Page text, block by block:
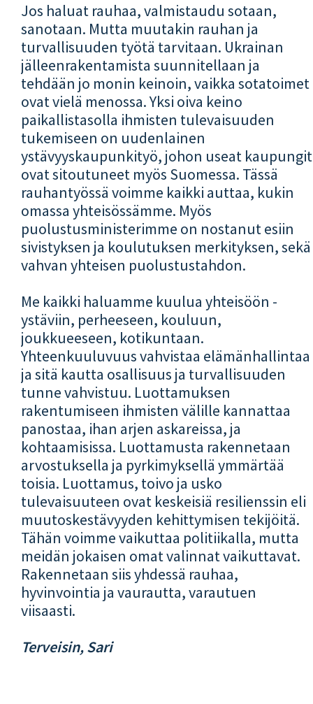
Jos haluat rauhaa, valmistaudu sotaan,
sanotaan. Mutta muutakin rauhan ja
turvallisuuden työtä tarvitaan. Ukrainan
jälleenrakentamista suunnitellaan ja
tehdään jo monin keinoin, vaikka sotatoimet
ovat vielä menossa. Yksi oiva keino
paikallistasolla ihmisten tulevaisuuden
tukemiseen on uudenlainen
ystävyyskaupunkityö, johon useat kaupungit
ovat sitoutuneet myös Suomessa. Tässä
rauhantyössä voimme kaikki auttaa, kukin
omassa yhteisössämme. Myös
puolustusministerimme on nostanut esiin
sivistyksen ja koulutuksen merkityksen, sekä
vahvan yhteisen puolustustahdon.
Me kaikki haluamme kuulua yhteisöön -
ystäviin, perheeseen, kouluun,
joukkueeseen, kotikuntaan.
Yhteenkuuluvuus vahvistaa elämänhallintaa
ja sitä kautta osallisuus ja turvallisuuden
tunne vahvistuu. Luottamuksen
rakentumiseen ihmisten välille kannattaa
panostaa, ihan arjen askareissa, ja
kohtaamisissa. Luottamusta rakennetaan
arvostuksella ja pyrkimyksellä ymmärtää
toisia. Luottamus, toivo ja usko
tulevaisuuteen ovat keskeisiä resilienssin eli
muutoskestävyyden kehittymisen tekijöitä.
Tähän voimme vaikuttaa politiikalla, mutta
meidän jokaisen omat valinnat vaikuttavat.
Rakennetaan siis yhdessä rauhaa,
hyvinvointia ja vaurautta, varautuen
viisaasti.
Terveisin, Sari